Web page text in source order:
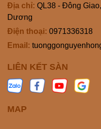
Địa chỉ: QL38 - Đông
Dương
Điện thoại: 0971336318
Email:
LIÊN KẾT SÀN
MAP